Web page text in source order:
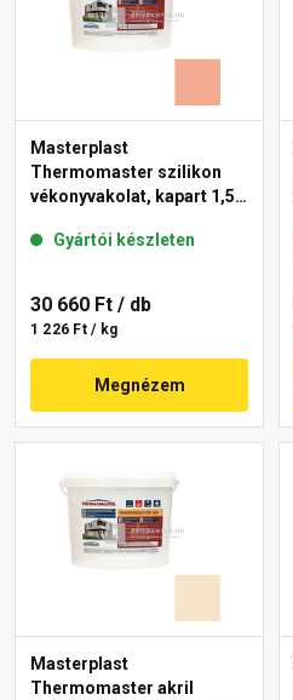
Masterplast
Thermomaster szilikon
vékonyvakolat, kapart 1,5
Gyártói készleten
30 660 Ft / db
1 226 Ft / kg
Megnézem
Masterplast
Thermomaster akril